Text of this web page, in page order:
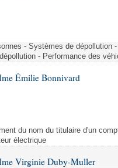
- Systèmes de dépollution
- Performance des
Émilie Bonnivard
du nom du titulaire d'un
électrique
Virginie Duby-Muller